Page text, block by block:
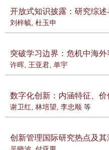
开放式知识披露：研究综述
刘梓毓 杜玉申
突破学习边界：危机中海
许晖 王亚君 单宇
数字化创新：内涵特征、
谢卫红 林培望 李忠顺 等
创新管理国际研究热点及